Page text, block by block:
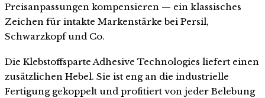
Preisanpassungen kompensieren — ein klassisches
Zeichen für intakte Markenstärke bei Persil,
Schwarzkopf und Co.
Die Klebstoffsparte Adhesive Technologies liefert einen
zusätzlichen Hebel. Sie ist eng an die industrielle
Fertigung gekoppelt und profitiert von jeder Belebung